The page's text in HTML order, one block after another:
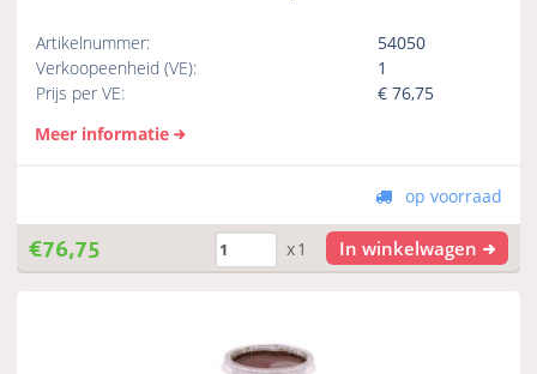
Artikelnummer:
54050
Verkoopeenheid (VE):
1
Prijs per VE:
€76,75
Meer informatie
op voorraad
€76,75 x1 In winkelwagen